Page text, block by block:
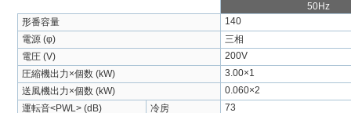
50Hz
形番容量
140
電源 (φ)
三相
電圧 (V)
200V
圧縮機出力×個数 (kW)
3.00×1
送風機出力×個数 (kW)
0.060×2
運転音<PWL> (dB)
冷房
73